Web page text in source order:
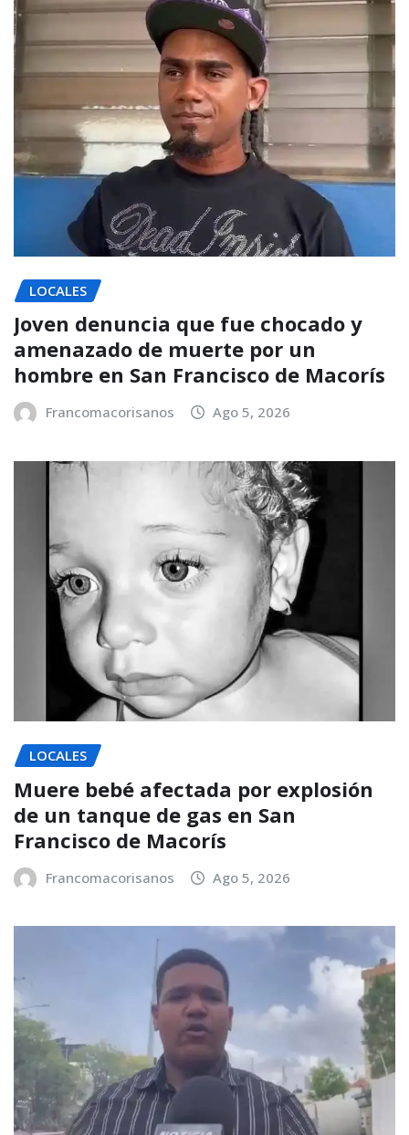
LOCALES
Joven denuncia que fue chocado y
amenazado de muerte por un
hombre en San Francisco de Macorís
Francomacorisanos Ago 5, 2026
LOCALES
Muere bebé afectada por explosión
de un tanque de gas en San
Francisco de Macorís
Francomacorisanos Ago 5, 2026